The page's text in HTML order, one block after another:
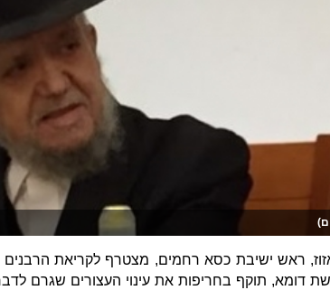
ראש ישיבת כסא רחמים, מצטרף לקריאת הרבנים
דומא, תוקף בחריפות את עינוי העצורים שגרם